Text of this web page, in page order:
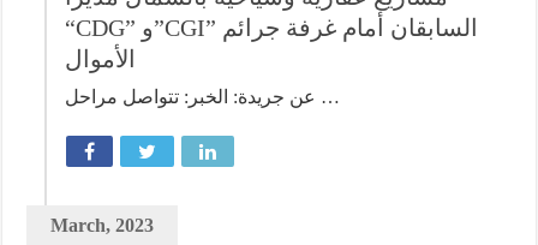
“CDG” و”CGI” السابقان أمام غرفة جرائم
الأموال
عن جريدة: الخبر: تتواصل مراحل …
March, 2023